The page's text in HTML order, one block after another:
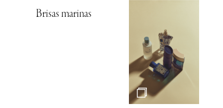
Brisas marinas